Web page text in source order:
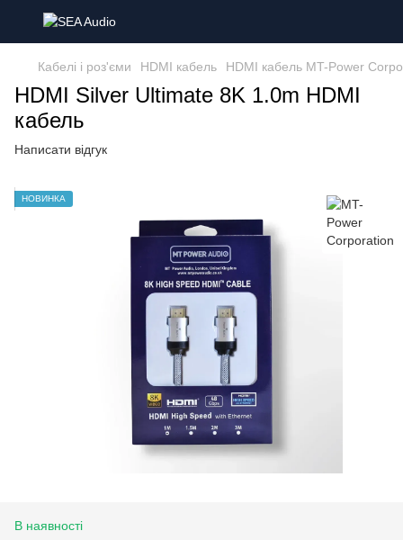
Кабелі і роз'єми HDMI кабель HDMI кабель MT-Power
HDMI Silver Ultimate 8K 1.0m HDMI
кабель
Написати відгук
НОВИНКА
В наявності